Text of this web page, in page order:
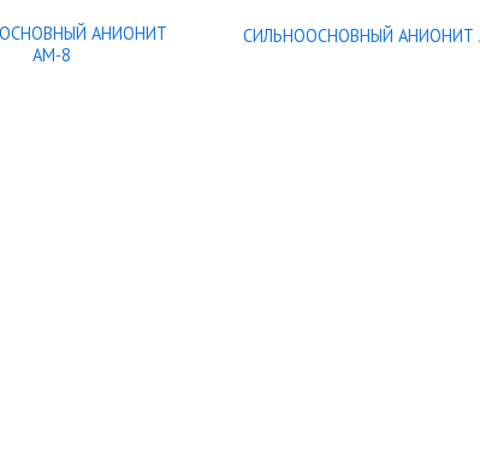
АНИОНИТ
АМ-8
СИЛЬНООСНОВНЫЙ АНИОНИТ